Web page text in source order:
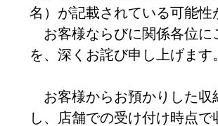
名）が記載されている可能性
お客様ならびに関係各位に
を、深くお詫び申し上げます
お客様からお預かりした収
し、店舗での受け付け時点